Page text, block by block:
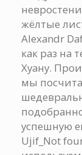
жёлтые
Alexandr
как раз на
Хуану.
мы
успешную
Ujif_Not